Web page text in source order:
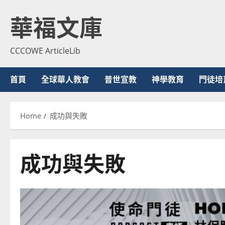
content
華福文庫
CCCOWE ArticleLib
首頁 全球華人教會 普世宣教 神學教育 門徒
Home 成功與失敗
成功與失敗